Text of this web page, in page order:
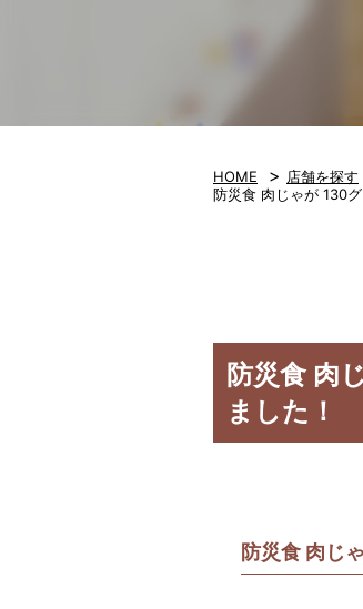
HOME > 店舗を探す
防災食 肉じゃが 130
防災食 肉
ました！
防災食 肉じ